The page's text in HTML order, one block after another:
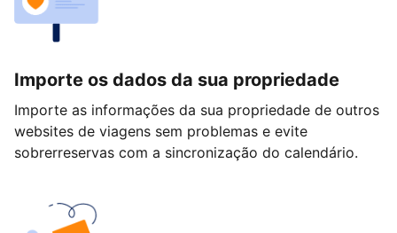
Importe os dados da sua propriedade
Importe as informações da sua propriedade de outros
websites de viagens sem problemas e evite
sobrerreservas com a sincronização do calendário.